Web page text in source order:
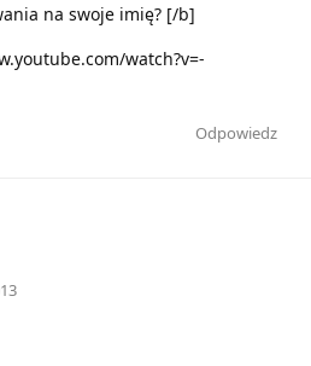
na swoje imię? [/b]
watch?v=-
Odpowiedz